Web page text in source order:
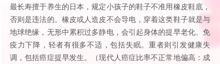
最长寿擅于养生的日本，规定小孩子的鞋子不准用橡皮鞋底，
否则是违法的。橡皮或人造皮不会导电，穿着这类鞋子就是与
地球绝缘，无形中累积过多静电，会引起身体的提早老化、免
疫力下降，轻者有很多不适，包括失眠。重者则引发健康失
调，包括癌症提早发生。（现代人癌症比率不正常地偏高：成